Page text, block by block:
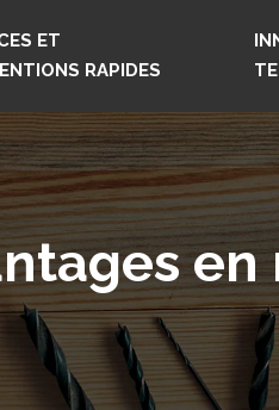
ET
RAPIDES